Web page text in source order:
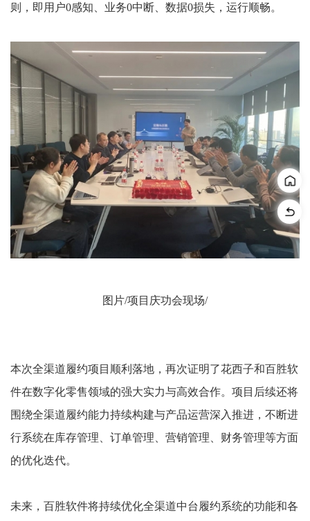
则，即用户0感知、业务0中断、数据0损失，运行顺畅。
图片/项目庆功会现场/
本次全渠道履约项目顺利落地，再次证明了花西子和百胜软
件在数字化零售领域的强大实力与高效合作。项目后续还将
围绕全渠道履约能力持续构建与产品运营深入推进，不断进
行系统在库存管理、订单管理、营销管理、财务管理等方面
的优化迭代。
未来，百胜软件将持续优化全渠道中台履约系统的功能和各